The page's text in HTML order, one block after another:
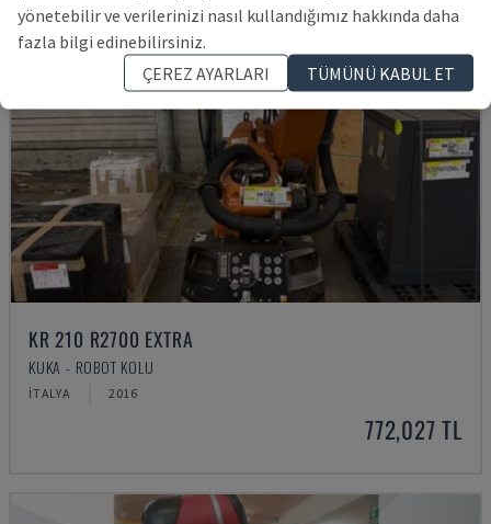
KR 210 R2700 EXTRA
KUKA - ROBOT KOLU
İTALYA 2016
772,027 TL
yönetebilir ve verilerinizi nasıl kullandığımız hakkında daha
fazla bilgi edinebilirsiniz.
ÇEREZ AYARLARI
TÜMÜNÜ KABUL ET